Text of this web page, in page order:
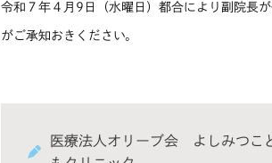
令和７年４月9日（水曜日）都合により副院長
がご承知おきください。
医療法人オリーブ会 よしみつこ